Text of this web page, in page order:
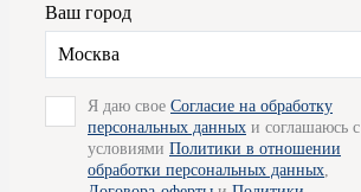
Ваш город
Москва
Я даю свое Согласие на обработку
персональных данных и соглашаюсь с
условиями Политики в отношении
обработки персональных данных